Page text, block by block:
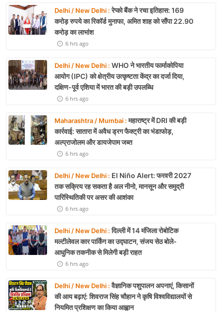
Delhi / New Delhi :रेप्को बैंक ने रचा इतिहास: 169
करोड़ रुपये का रिकॉर्ड मुनाफा, अमित शाह को सौंपा 22.90
करोड़ का लाभांश
6 hrs ago
Delhi / New Delhi : WHO ने भारतीय फार्माकोपिया
आयोग (IPC) को क्षेत्रीय उत्कृष्टता केंद्र का दर्जा दिया,
दक्षिण-पूर्व एशिया में भारत की बड़ी उपलब्धि
6 hrs ago
Maharashtra / Mumbai :महाराष्ट्र में DRI की बड़ी
कार्रवाई: सातारा में अवैध ड्रग फैक्ट्री का भंडाफोड़,
अल्प्राजोलम और डायजेपाम जब्त
6 hrs ago
Delhi / New Delhi : El Niño Alert: फरवरी 2027
तक सक्रिय रह सकता है अल नीनो, मानसून और समुद्री
पारिस्थितिकी पर असर की आशंका
6 hrs ago
Delhi / New Delhi :दिल्ली में 14 मंजिला रोबोटिक
मल्टीलेवल कार पार्किंग का उद्घाटन, संजय सेठ बोले-
आधुनिक तकनीक से मिलेगी बड़ी राहत
6 hrs ago
Delhi / New Delhi :वैज्ञानिक पशुपालन अपनाएं, किसानों
की आय बढ़ाएं: शिवराज सिंह चौहान ने कृषि विश्वविद्यालयों से
नियमित प्रशिक्षण का किया आह्वान